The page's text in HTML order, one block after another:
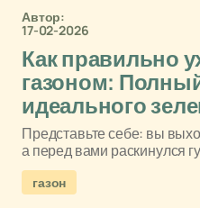
Автор:
17-02-2026
Как правильно
газоном:
идеального
Представьте себе: вы
а перед вами раскинулся
газон